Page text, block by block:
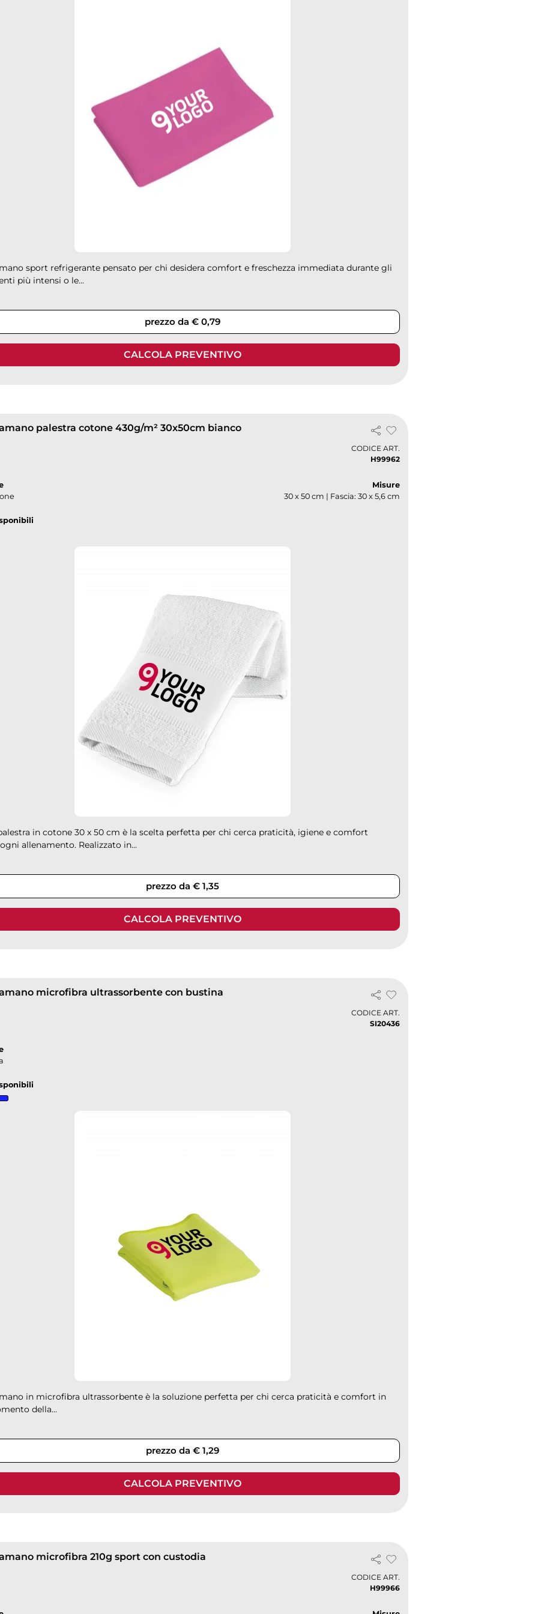
sport refrigerante pensato per chi desidera comfort e freschezza immediata durante gli
più intensi o le...
prezzo da € 0,79
CALCOLA PREVENTIVO
palestra cotone 430g/m² 30x50cm bianco
CODICE ART.
H99962
Misure
30 x 50 cm | Fascia: 30 x 5,6 cm
in cotone 30 x 50 cm è la scelta perfetta per chi cerca praticità, igiene e comfort
allenamento. Realizzato in...
prezzo da € 1,35
CALCOLA PREVENTIVO
microfibra ultrassorbente con bustina
CODICE ART.
SI20436
in microfibra ultrassorbente è la soluzione perfetta per chi cerca praticità e comfort in
della...
prezzo da € 1,29
CALCOLA PREVENTIVO
microfibra 210g sport con custodia
CODICE ART.
H99966